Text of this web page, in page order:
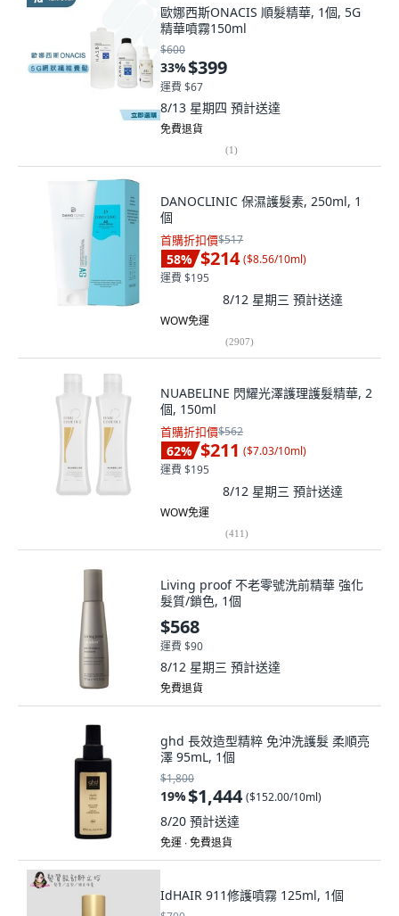
歐娜西斯ONACIS 順髮精華, 1個, 5G
精華噴霧150ml
$600
33%$399
運費 $67
8/13 星期四 預計送達
免費退貨
(1)
DANOCLINIC 保濕護髮素, 250ml, 1
個
首購折扣價$517
58% $214 ($8.56/10ml)
運費 $195
8/12 星期三 預計送達
WOW免運
(2907)
NUABELINE 閃耀光澤護理護髮精華, 2
個, 150ml
首購折扣價$562
62% $211 ($7.03/10ml)
運費 $195
8/12 星期三 預計送達
WOW免運
(411)
Living proof 不老零號洗前精華 強化
髮質/鎖色, 1個
$568
運費 $90
8/12 星期三 預計送達
免費退貨
ghd 長效造型精粹 免沖洗護髮 柔順亮
澤 95mL, 1個
$1,800
19%$1,444 ($152.00/10ml)
8/20 預計送達
免運 ∙ 免費退貨
IdHAIR 911修護噴霧 125ml, 1個